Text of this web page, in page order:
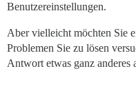
Benutzereinstellungen.
Aber vielleicht möchten Sie
Problemen Sie zu lösen
Antwort etwas ganz